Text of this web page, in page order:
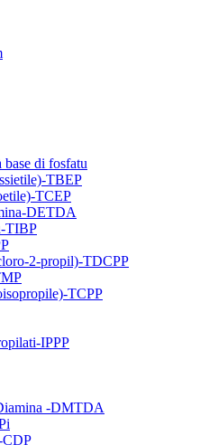
di fosfatu
TBEP
TCEP
DETDA
TIBP
2-propil)-TDCPP
TCPP
IPPP
-DMTDA
CDP